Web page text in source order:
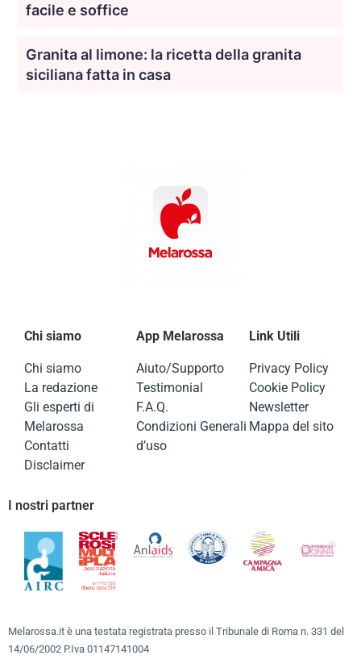
facile e soffice
Granita al limone: la ricetta della granita
siciliana fatta in casa
Chi siamo
Chi siamo
La redazione
Gli esperti di
Melarossa
Contatti
Disclaimer
App Melarossa
Aiuto/Supporto
Testimonial
F.A.Q.
Condizioni Generali
d’uso
Link Utili
Privacy Policy
Cookie Policy
Newsletter
Mappa del sito
I nostri partner
Melarossa.it è una testata registrata presso il Tribunale di Roma n. 331 del
14/06/2002 P.Iva 01147141004